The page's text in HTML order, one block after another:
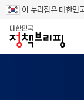
이 누리집은 대한민
홈